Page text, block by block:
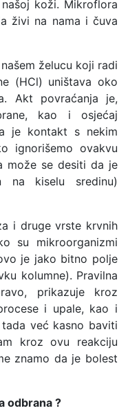
koži. Mikroflora
živi na nama i čuva
želucu koji radi
(HCl) uništava oko
Akt povraćanja je,
kao i osjećaj
je kontakt s nekim
ignorišemo ovakvu
može se desiti da je
na kiselu sredinu)
i druge vrste krvnih
su mikroorganizmi
je jako bitno polje
kolumne). Pravilna
prikazuje kroz
i upale, kao i
već kasno baviti
kroz ovu reakciju
znamo da je bolest
odbrana ?